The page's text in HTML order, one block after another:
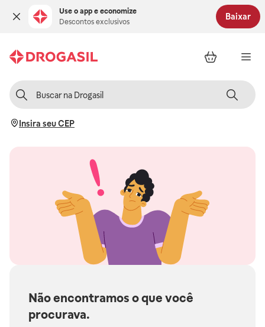
Use o app e economize
Descontos exclusivos
Baixar
Insira seu CEP
Não encontramos o que você
procurava.